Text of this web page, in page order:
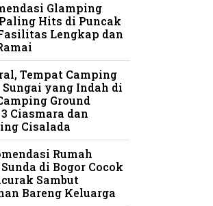
Glamping
Hits di Puncak
Lengkap dan
Tempat Camping
yang Indah di
Ground
Ciasmara dan
Cisalada
Rumah
di Bogor Cocok
Sambut
Bareng Keluarga